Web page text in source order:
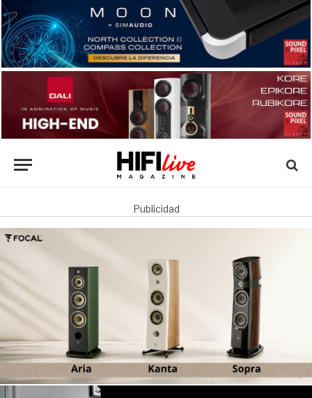
Publicidad